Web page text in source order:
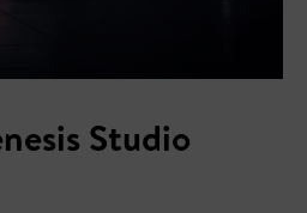
Studio